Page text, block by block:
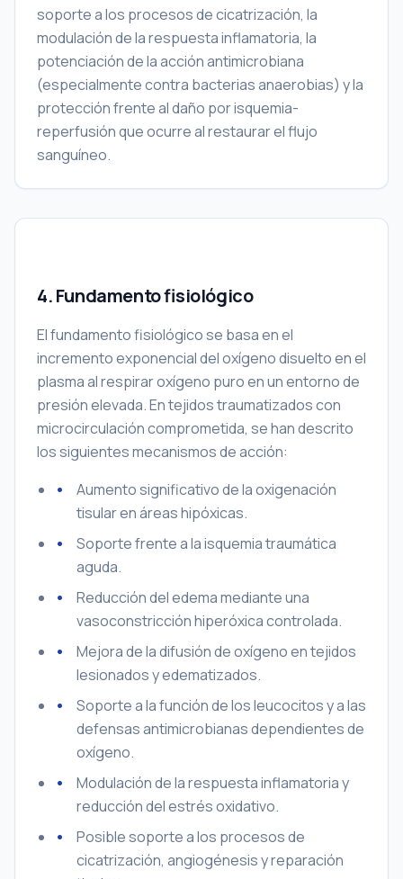
soporte a los procesos de cicatrización, la
modulación de la respuesta inflamatoria, la
potenciación de la acción antimicrobiana
(especialmente contra bacterias anaerobias) y la
protección frente al daño por isquemia-
reperfusión que ocurre al restaurar el flujo
sanguíneo.
4. Fundamento fisiológico
El fundamento fisiológico se basa en el
incremento exponencial del oxígeno disuelto en el
plasma al respirar oxígeno puro en un entorno de
presión elevada. En tejidos traumatizados con
microcirculación comprometida, se han descrito
los siguientes mecanismos de acción:
Aumento significativo de la oxigenación
tisular en áreas hipóxicas.
Soporte frente a la isquemia traumática
aguda.
Reducción del edema mediante una
vasoconstricción hiperóxica controlada.
Mejora de la difusión de oxígeno en tejidos
lesionados y edematizados.
Soporte a la función de los leucocitos y a las
defensas antimicrobianas dependientes de
oxígeno.
Modulación de la respuesta inflamatoria y
reducción del estrés oxidativo.
Posible soporte a los procesos de
cicatrización, angiogénesis y reparación